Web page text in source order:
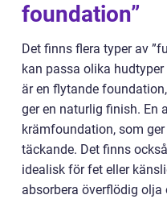
foundation”
Det finns flera typer av
kan passa olika
är en flytande
ger en naturlig finish. En
krämfoundation, som
täckande. Det finns
idealisk för fet eller
absorbera överflödig olja